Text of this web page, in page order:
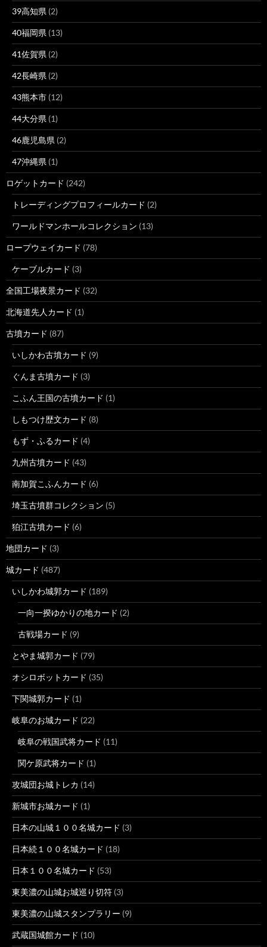
39高知県 (2)
40福岡県 (13)
41佐賀県 (2)
42長崎県 (2)
43熊本市 (12)
44大分県 (1)
46鹿児島県 (2)
47沖縄県 (1)
ロゲットカード (242)
トレーディングプロフィールカード (2)
ワールドマンホールコレクション (13)
ロープウェイカード (78)
ケーブルカード (3)
全国工場夜景カード (32)
北海道先人カード (1)
古墳カード (87)
いしかわ古墳カード (9)
ぐんま古墳カード (3)
こふん王国の古墳カード (1)
しもつけ歴文カード (8)
もず・ふるカード (4)
九州古墳カード (43)
南加賀こふんカード (6)
埼玉古墳群コレクション (5)
狛江古墳カード (6)
地団カード (3)
城カード (487)
いしかわ城郭カード (189)
一向一揆ゆかりの地カード (2)
古戦場カード (9)
とやま城郭カード (79)
オシロボットカード (35)
下関城郭カード (1)
岐阜のお城カード (22)
岐阜の戦国武将カード (11)
関ケ原武将カード (1)
攻城団お城トレカ (14)
新城市お城カード (1)
日本の山城１００名城カード (3)
日本続１００名城カード (18)
日本１００名城カード (53)
東美濃の山城お城巡り切符 (3)
東美濃の山城スタンプラリー (9)
武蔵国城館カード (10)